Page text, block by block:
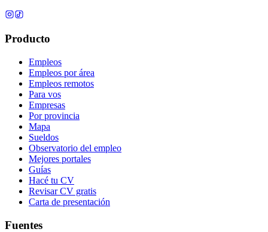
Producto
Empleos
Empleos por área
Empleos remotos
Para vos
Empresas
Por provincia
Mapa
Sueldos
Observatorio del empleo
Mejores portales
Guías
Hacé tu CV
Revisar CV gratis
Carta de presentación
Fuentes